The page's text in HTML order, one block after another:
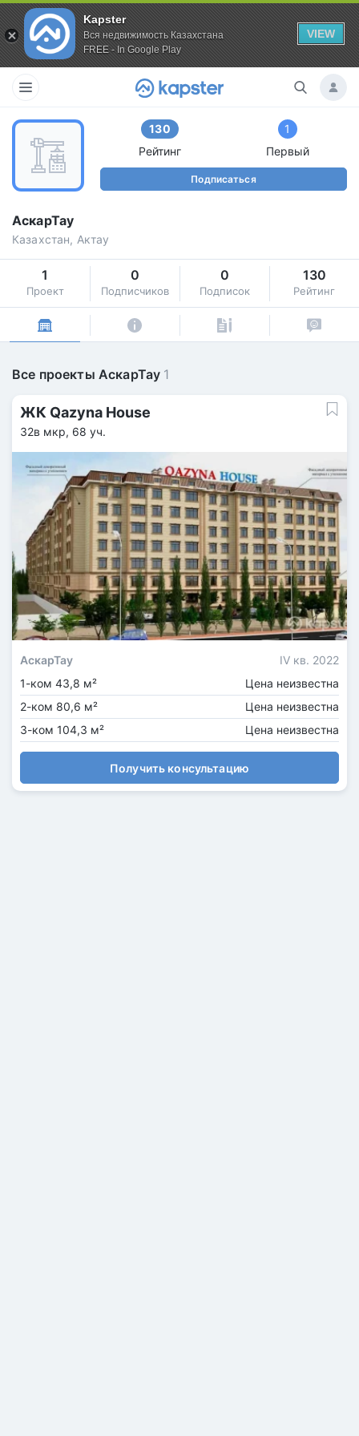
Kapster
Вся недвижимость Казахстана
FREE - In Google Play
VIEW
130
Рейтинг
1
Первый
Подписаться
АскарТау
Казахстан, Актау
1
Проект
0
Подписчиков
0
Подписок
130
Рейтинг
Все проекты АскарТау 1
ЖК Qazyna House
32в мкр, 68 уч.
АскарТау
IV кв. 2022
1-ком 43,8 м²
Цена неизвестна
2-ком 80,6 м²
Цена неизвестна
3-ком 104,3 м²
Цена неизвестна
Получить консультацию